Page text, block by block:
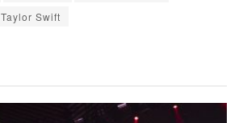
Taylor Swift